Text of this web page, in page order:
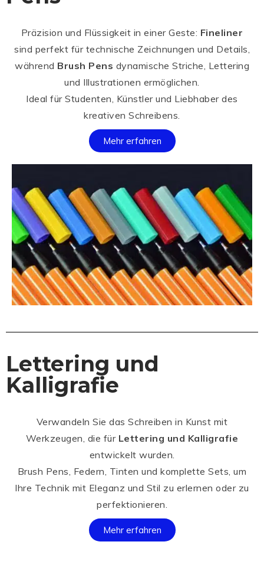
Präzision und Flüssigkeit in einer Geste: Fineliner
sind perfekt für technische Zeichnungen und Details,
während Brush Pens dynamische Striche, Lettering
und Illustrationen ermöglichen.
Ideal für Studenten, Künstler und Liebhaber des
kreativen Schreibens.
Mehr erfahren
Lettering und
Kalligrafie
Verwandeln Sie das Schreiben in Kunst mit
Werkzeugen, die für Lettering und Kalligrafie
entwickelt wurden.
Brush Pens, Federn, Tinten und komplette Sets, um
Ihre Technik mit Eleganz und Stil zu erlernen oder zu
perfektionieren.
Mehr erfahren